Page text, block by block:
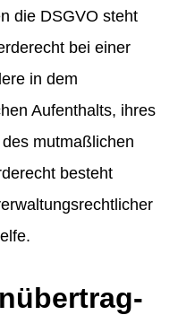
die DSGVO steht
bei einer
in dem
Aufenthalts, ihres
mutmaßlichen
besteht